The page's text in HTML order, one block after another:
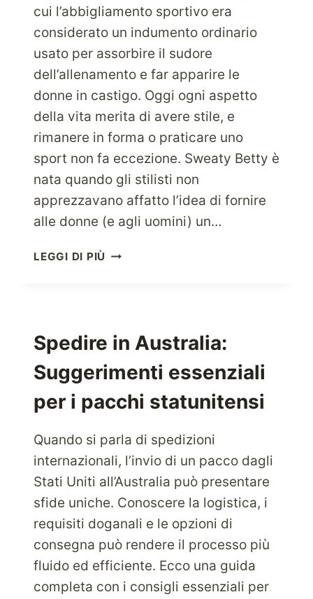
cui l’abbigliamento sportivo era
considerato un indumento ordinario
usato per assorbire il sudore
dell’allenamento e far apparire le
donne in castigo. Oggi ogni aspetto
della vita merita di avere stile, e
rimanere in forma o praticare uno
sport non fa eccezione. Sweaty Betty è
nata quando gli stilisti non
apprezzavano affatto l’idea di fornire
alle donne (e agli uomini) un…
LEGGI DI PIÙ GODITI
CON
L’ABBIGLIAMENTO
SPORTIVO
BETTY
Spedire in Australia:
Suggerimenti essenziali
per i pacchi statunitensi
Quando si parla di spedizioni
internazionali, l’invio di un pacco dagli
Stati Uniti all’Australia può presentare
sfide uniche. Conoscere la logistica, i
requisiti doganali e le opzioni di
consegna può rendere il processo più
fluido ed efficiente. Ecco una guida
completa con i consigli essenziali per